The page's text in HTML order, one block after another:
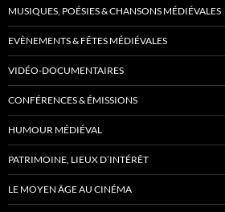
MUSIQUES, POÉSIES & CHANSONS MÉDIÉVALES
EVÈNEMENTS & FÊTES MÉDIÉVALES
VIDÉO-DOCUMENTAIRES
CONFÉRENCES & ÉMISSIONS
HUMOUR MÉDIÉVAL
PATRIMOINE, LIEUX D’INTÉRÊT
LE MOYEN ÂGE AU CINÉMA